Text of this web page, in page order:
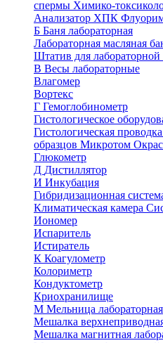
спермы Химико-
Анализатор ХПК
Б Баня лабораторная
Лабораторная масляная
Штатив для лабораторной
В Весы лабораторные
Влагомер
Вортекс
Г Гемоглобинометр
Гистологическое
Гистологическая проводка
образцов Микротом
Глюкометр
Д Дистиллятор
И Инкубация
Гибридизационная
Климатическая камера
Иономер
Испаритель
Истиратель
К Коагулометр
Колориметр
Кондуктометр
Криохранилище
М Мельница лабораторная
Мешалка
Мешалка магнитная